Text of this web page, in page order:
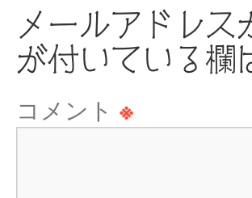
メールアドレ
が付いている欄
コメント ※